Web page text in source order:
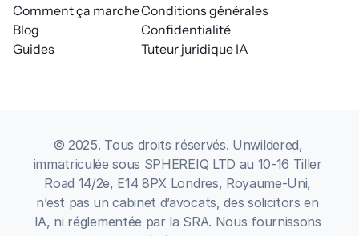
Comment ça marche
Blog
Guides
Conditions générales
Tuteur juridique IA
Confidentialité
© 2025. Tous droits réservés. Unwildered,
immatriculée sous SPHEREIQ LTD au 10-16 Tiller
Road 14/2e, E14 8PX Londres, Royaume-Uni,
n’est pas un cabinet d’avocats, des solicitors en
IA, ni réglementée par la SRA. Nous fournissons